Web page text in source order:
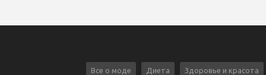
Все о моде Диета Здоровье и красота